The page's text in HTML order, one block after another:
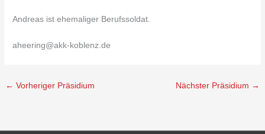
Andreas ist ehemaliger Berufssoldat.
aheering@akk-koblenz.de
← Vorheriger Präsidium Nächster Präsidium →